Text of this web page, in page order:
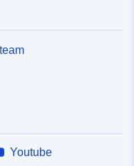
Youtube